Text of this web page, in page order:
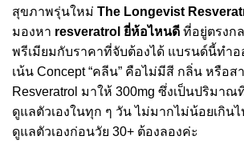
สุขภาพรุ่นใหม่ The Longevist
มองหา resveratrol ยี่ห้อไหนดี ที่อยู่ตรงก
พรีเมียมกับราคาที่จับต้องได้ แบรนด์นี้ทำอ
เน้น Concept “คลีน” คือไม่มีสี กลิ่น หรือส
Resveratrol มาให้ 300mg ซึ่งเป็นปริมา
ดูแลตัวเองในทุก ๆ วัน ไม่มากไม่น้อยเกินไ
ดูแลตัวเองก่อนวัย 30+ ต้องลองค่ะ